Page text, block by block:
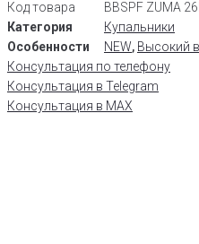
Код товара
BBSPF ZUMA
Категория
Купальники
Особенности
NEW, Высокий
Консультация по телефону
Консультация в Telegram
Консультация в MAX